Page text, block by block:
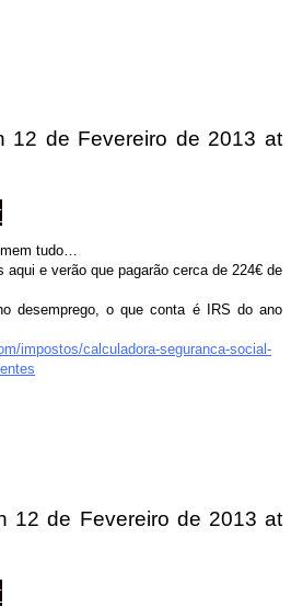
12 de Fevereiro de 2013at
tudo…
e verão que pagarão cerca de 224€ de
desemprego, o que conta é IRS do ano
impostos/calculadora-seguranca-social-
12 de Fevereiro de 2013at